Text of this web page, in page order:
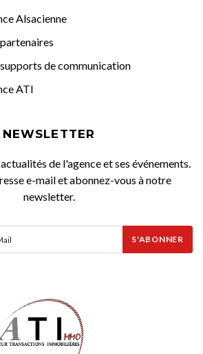
Alsacienne
de communication
ATI
NEWSLETTER
de l'agence et ses événements.
e-mail et abonnez-vous à notre
newsletter.
S'ABONNER